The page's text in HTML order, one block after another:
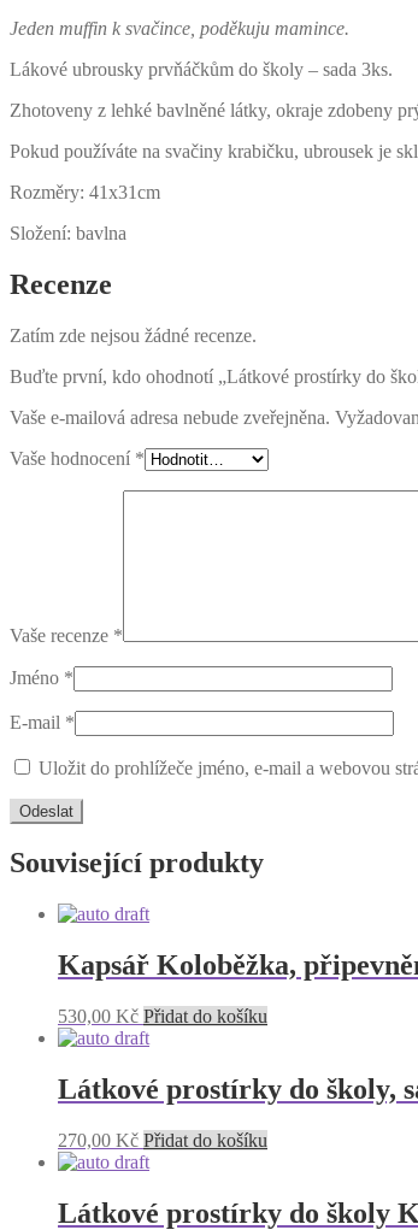
3ks
Jeden muffin k svačince, poděkuju mamince.
Lákové ubrousky prvňáčkům do školy – sada 3ks.
Zhotoveny z lehké bavlněné látky, okraje zdobeny
Pokud používáte na svačiny krabičku, ubrousek je
Rozměry: 41x31cm
Složení: bavlna
Recenze
Zatím zde nejsou žádné recenze.
Buďte první, kdo ohodnotí „Látkové prostírky do
Vaše e-mailová adresa nebude zveřejněna.
Vaše hodnocení *
Vaše recenze *
Jméno *
E-mail *
Uložit do prohlížeče jméno, e-mail a webovou
Související produkty
Kapsář Koloběžka,
530,00 Kč Přidat do košíku
Látkové prostírky do školy,
270,00 Kč Přidat do košíku
Látkové prostírky do školy